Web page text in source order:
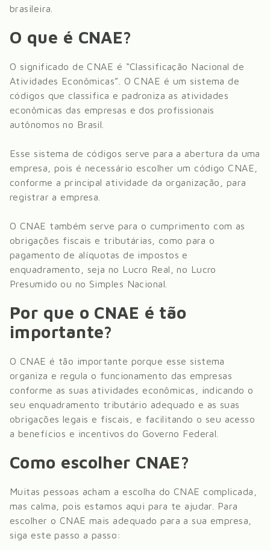
brasileira.
O que é CNAE?
O significado de CNAE é “Classificação Nacional de
Atividades Econômicas”. O CNAE é um sistema de
códigos que classifica e padroniza as atividades
econômicas das empresas e dos profissionais
autônomos no Brasil.
Esse sistema de códigos serve para a abertura da uma
empresa, pois é necessário escolher um código CNAE,
conforme a principal atividade da organização, para
registrar a empresa.
O CNAE também serve para o cumprimento com as
obrigações fiscais e tributárias, como para o
pagamento de alíquotas de impostos e
enquadramento, seja no Lucro Real, no Lucro
Presumido ou no Simples Nacional.
Por que o CNAE é tão
importante?
O CNAE é tão importante porque esse sistema
organiza e regula o funcionamento das empresas
conforme as suas atividades econômicas, indicando o
seu enquadramento tributário adequado e as suas
obrigações legais e fiscais, e facilitando o seu acesso
a benefícios e incentivos do Governo Federal.
Como escolher CNAE?
Muitas pessoas acham a escolha do CNAE complicada,
mas calma, pois estamos aqui para te ajudar. Para
escolher o CNAE mais adequado para a sua empresa,
siga este passo a passo: